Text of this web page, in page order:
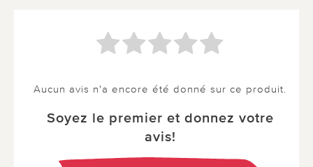
Aucun avis n'a encore été donné sur ce produit.
Soyez le premier et donnez votre
avis!